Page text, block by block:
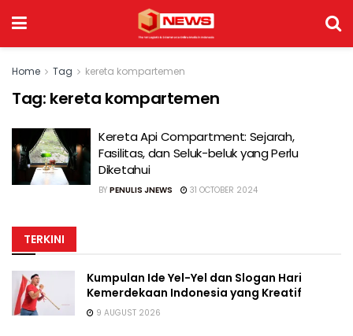
Home Tag kereta kompartemen
Tag: kereta kompartemen
Kereta Api Compartment: Sejarah,
Fasilitas, dan Seluk-beluk yang Perlu
Diketahui
BY PENULIS JNEWS 31 OCTOBER 2024
TERKINI
Kumpulan Ide Yel-Yel dan Slogan Hari
Kemerdekaan Indonesia yang Kreatif
9 AUGUST 2026